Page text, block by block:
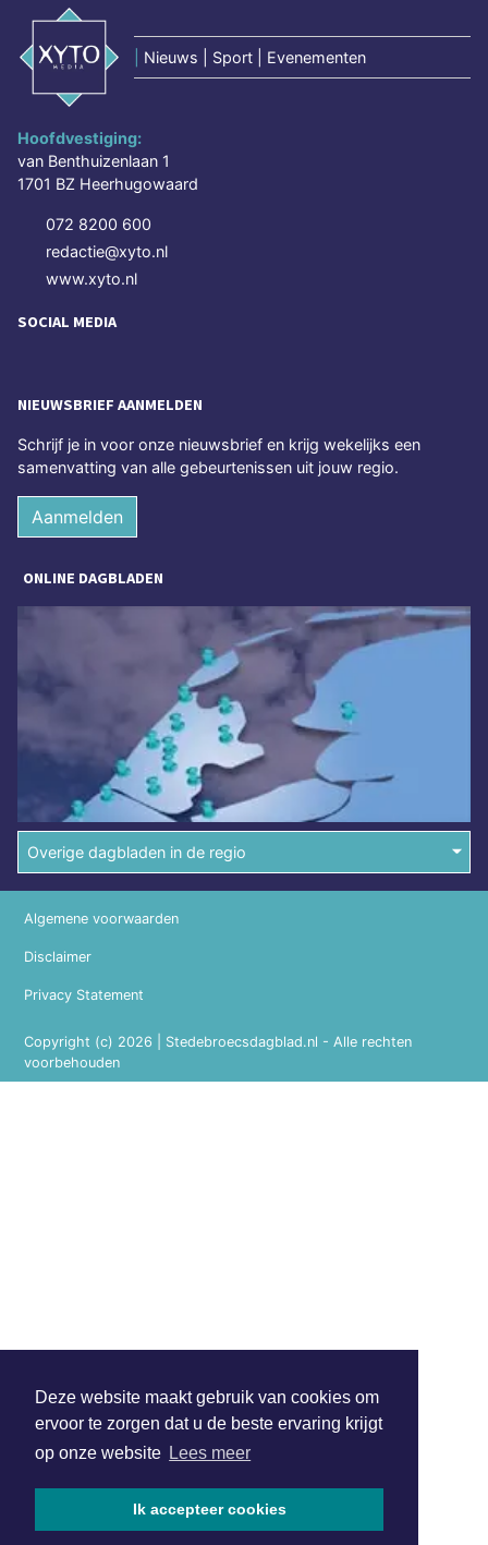
Deze website maakt gebruik van cookies om
ervoor te zorgen dat u de beste ervaring krijgt
op onze website Lees meer
Ik accepteer cookies
Nieuws | Sport | Evenementen
Hoofdvestiging:
van Benthuizenlaan 1
1701 BZ Heerhugowaard
072 8200 600
redactie@xyto.nl
www.xyto.nl
SOCIAL MEDIA
NIEUWSBRIEF AANMELDEN
Schrijf je in voor onze nieuwsbrief en krijg wekelijks een
samenvatting van alle gebeurtenissen uit jouw regio.
Aanmelden
ONLINE DAGBLADEN
Overige dagbladen in de regio
Copyright (c) 2026 | Stedebroecsdagblad.nl - Alle rechten
voorbehouden
Algemene voorwaarden
Disclaimer
Privacy Statement